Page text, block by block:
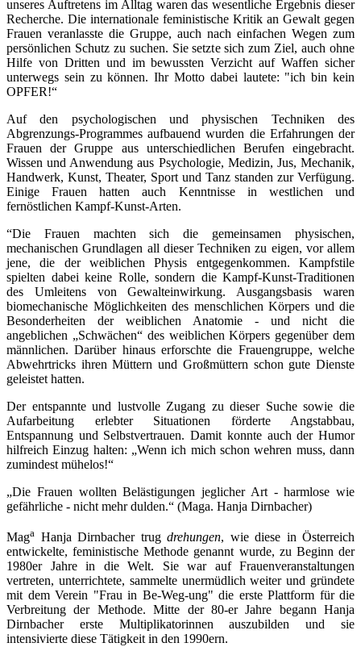
unseres Auftretens im Alltag waren das wesentliche Ergebnis dieser
Recherche. Die internationale feministische Kritik an Gewalt gegen
Frauen veranlasste die Gruppe, auch nach einfachen Wegen zum
persönlichen Schutz zu suchen. Sie setzte sich zum Ziel, auch ohne
Hilfe von Dritten und im bewussten Verzicht auf Waffen sicher
unterwegs sein zu können. Ihr Motto dabei lautete: "ich bin kein
OPFER!“
Auf den psychologischen und physischen Techniken des
Abgrenzungs-Programmes aufbauend wurden die Erfahrungen der
Frauen der Gruppe aus unterschiedlichen Berufen eingebracht.
Wissen und Anwendung aus Psychologie, Medizin, Jus, Mechanik,
Handwerk, Kunst, Theater, Sport und Tanz standen zur Verfügung.
Einige Frauen hatten auch Kenntnisse in westlichen und
fernöstlichen Kampf-Kunst-Arten.
“Die Frauen machten sich die gemeinsamen physischen,
mechanischen Grundlagen all dieser Techniken zu eigen, vor allem
jene, die der weiblichen Physis entgegenkommen. Kampfstile
spielten dabei keine Rolle, sondern die Kampf-Kunst-Traditionen
des Umleitens von Gewalteinwirkung. Ausgangsbasis waren
biomechanische Möglichkeiten des menschlichen Körpers und die
Besonderheiten der weiblichen Anatomie - und nicht die
angeblichen „Schwächen“ des weiblichen Körpers gegenüber dem
männlichen. Darüber hinaus erforschte die Frauengruppe, welche
Abwehrtricks ihren Müttern und Großmüttern schon gute Dienste
geleistet hatten.
Der entspannte und lustvolle Zugang zu dieser Suche sowie die
Aufarbeitung erlebter Situationen förderte Angstabbau,
Entspannung und Selbstvertrauen. Damit konnte auch der Humor
hilfreich Einzug halten: „Wenn ich mich schon wehren muss, dann
zumindest mühelos!“
„Die Frauen wollten Belästigungen jeglicher Art - harmlose wie
gefährliche - nicht mehr dulden.“ (Maga. Hanja Dirnbacher)
Maga Hanja Dirnbacher trug drehungen, wie diese in Österreich
entwickelte, feministische Methode genannt wurde, zu Beginn der
1980er Jahre in die Welt. Sie war auf Frauenveranstaltungen
vertreten, unterrichtete, sammelte unermüdlich weiter und gründete
mit dem Verein "Frau in Be-Weg-ung" die erste Plattform für die
Verbreitung der Methode. Mitte der 80-er Jahre begann Hanja
Dirnbacher erste Multiplikatorinnen auszubilden und sie
intensivierte diese Tätigkeit in den 1990ern.